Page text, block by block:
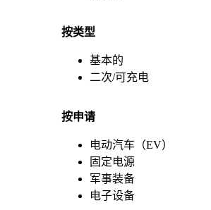
按类型
基本的
二次/可充电
按申请
电动汽车（EV）
固定电源
军事装备
电子设备